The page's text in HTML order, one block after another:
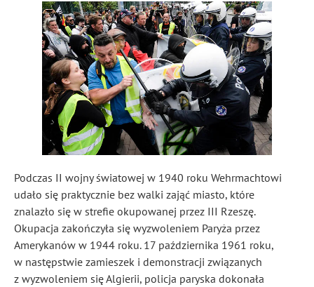
Podczas II wojny światowej w 1940 roku Wehrmachtowi
udało się praktycznie bez walki zająć miasto, które
znalazło się w strefie okupowanej przez III Rzeszę.
Okupacja zakończyła się wyzwoleniem Paryża przez
Amerykanów w 1944 roku. 17 października 1961 roku,
w następstwie zamieszek i demonstracji związanych
z wyzwoleniem się Algierii, policja paryska dokonała